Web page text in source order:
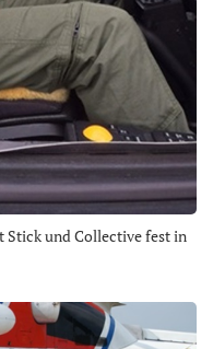
Stick und Collective fest in